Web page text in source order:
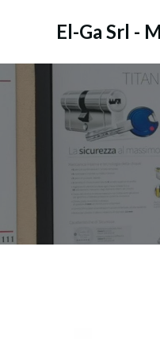
El-Ga Srl -